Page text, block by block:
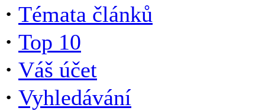
· Témata článků
· Top 10
· Váš účet
· Vyhledávání